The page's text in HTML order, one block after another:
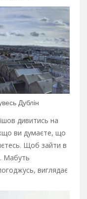
Дублін
дивитись на
ви думаєте, що
Щоб зайти в
Мабуть
виглядає